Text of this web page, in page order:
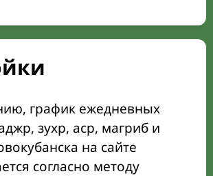
график ежедневных
зухр, аср, магриб и
на сайте
согласно методу